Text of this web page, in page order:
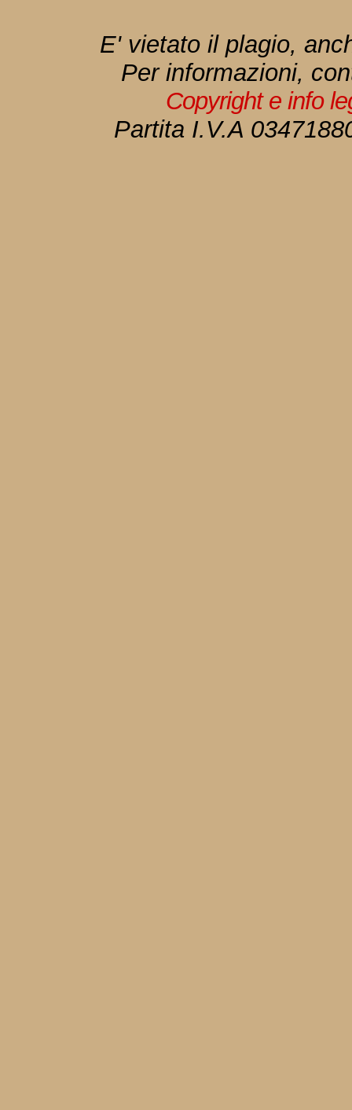
E' vietato il plagio,
Per informazioni,
Copyright e info
Partita I.V.A